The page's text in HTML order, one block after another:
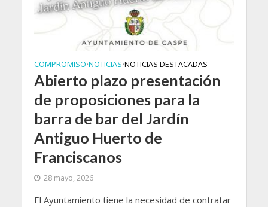
COMPROMISO•NOTICIAS•NOTICIAS DESTACADAS
Abierto plazo presentación
de proposiciones para la
barra de bar del Jardín
Antiguo Huerto de
Franciscanos
28 mayo, 2026
El Ayuntamiento tiene la necesidad de contratar